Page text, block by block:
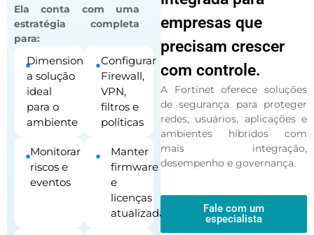
Ela conta com uma
estratégia completa
para:
•
Dimensionar
a solução
ideal
para o
ambiente
•Configurar
Firewall,
VPN,
filtros e
políticas
•Monitorar
riscos e
eventos
•
Manter
firmware
e
licenças
atualizadas
empresas que
precisam crescer
com controle.
A Fortinet oferece soluções
de segurança para proteger
redes, usuários, aplicações e
ambientes híbridos com
mais integração,
desempenho e governança.
Fale com um
especialista